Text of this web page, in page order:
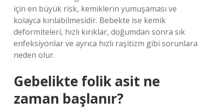
için en büyük risk, kemiklerin yumuşaması ve
kolayca kırılabilmesidir. Bebekte ise kemik
deformiteleri, hızlı kırıklar, doğumdan sonra sık
enfeksiyonlar ve ayrıca hızlı raşitizm gibi sorunlara
neden olur.
Gebelikte folik asit ne
zaman başlanır?